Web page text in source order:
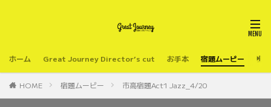
ホーム Great Journey Director’s cut お手本 宿題ムービー 会
HOME 宿題ムービー 市高宿題Act1 Jazz_4/20